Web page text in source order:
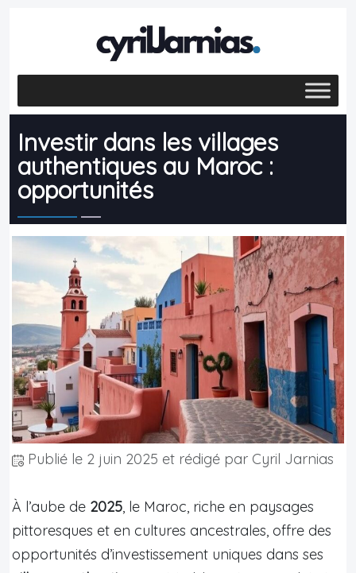
Investir dans les villages
authentiques au Maroc :
opportunités
Publié le 2 juin 2025 et rédigé par Cyril Jarnias
À l’aube de 2025, le Maroc, riche en paysages
pittoresques et en cultures ancestrales, offre des
opportunités d’investissement uniques dans ses